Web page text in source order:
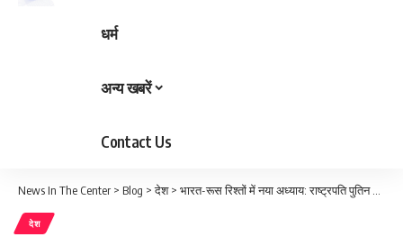
धर्म
अन्य खबरें
Contact Us
News In The Center > Blog >देश> भारत-रूस रिश्तों में नया अध्याय: राष्ट्रपति पुतिन आज भारत पहुंचेंगे, कई बड़ी घोषणाओं की उम्मीद
देश